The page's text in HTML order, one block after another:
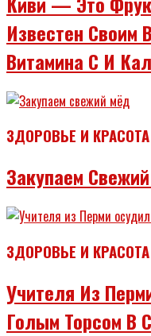
Известен Своим
Витамина C И
ЗДОРОВЬЕ И КРАСОТА
Закупаем
ЗДОРОВЬЕ И КРАСОТА
Учителя Из
Голым Торсом В